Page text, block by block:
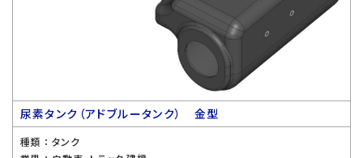
尿素タンク（アドブルータンク） 金型
種類 ： タンク